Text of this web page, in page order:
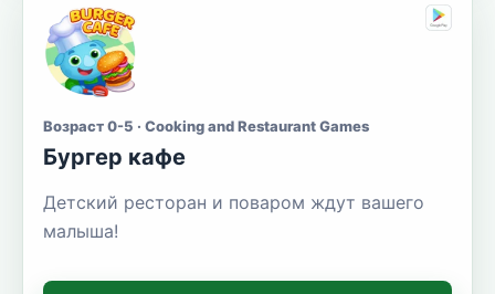
Возраст 0-5 · Cooking and Restaurant Games
Бургер кафе
Детский ресторан и поваром ждут вашего
малыша!